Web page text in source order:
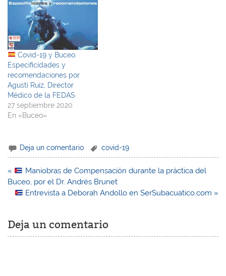
Covid-19 y Buceo.
Especificidades y
recomendaciones por
Agustí Ruiz, Director
Médico de la FEDAS
27 septiembre 2020
En «Buceo»
Deja un comentario covid-19
Navegación
de
entradas
«
Maniobras de Compensación durante la práctica del
Buceo, por el Dr. Andrés Brunet
Entrevista a Deborah Andollo en SerSubacuatico.com »
Deja un comentario